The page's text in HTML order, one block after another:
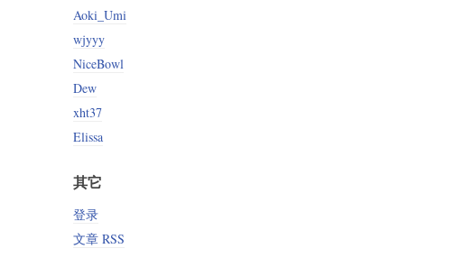
Aoki_Umi
wjyyy
NiceBowl
Dew
xht37
Elissa
其它
登录
文章 RSS